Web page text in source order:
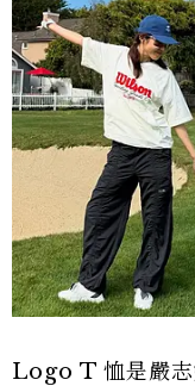
Logo T 恤是嚴志